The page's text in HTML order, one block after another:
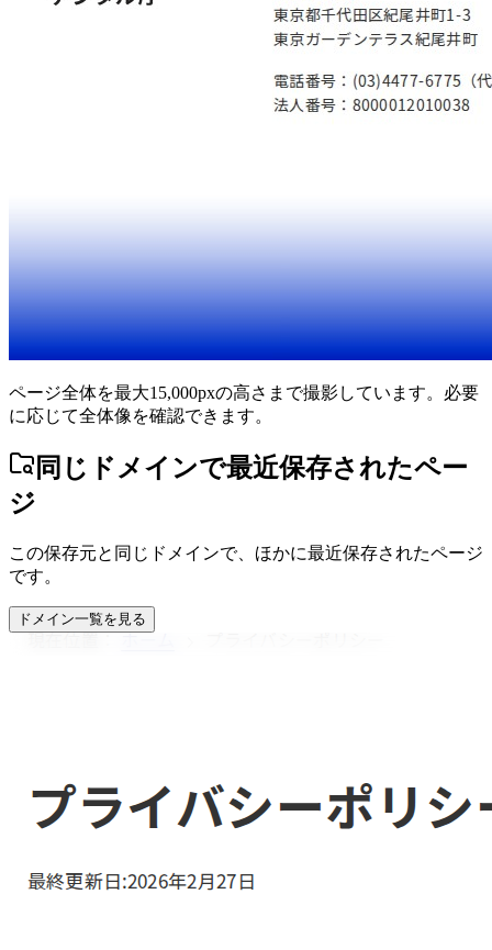
ページ全体を最大15,000pxの高さまで撮影しています。必要
に応じて全体像を確認できます。
同じドメインで最近保存されたペー
ジ
この保存元と同じドメインで、ほかに最近保存されたページ
です。
ドメイン一覧を見る